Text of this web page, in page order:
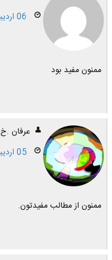
06 اردیبهشت 1394
ممنون مفید بود
عرفان .خ
05 اردیبهشت 1394
ممنون از مطالب مفیدتون.